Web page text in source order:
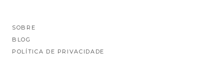
SOBRE
BLOG
POLÍTICA DE PRIVACIDADE